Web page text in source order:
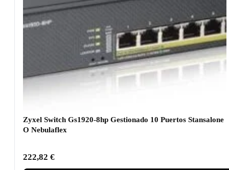
Zyxel Switch Gs1920-8hp Gestionado 10 Puertos Stansalone
O Nebulaflex
222,82 €